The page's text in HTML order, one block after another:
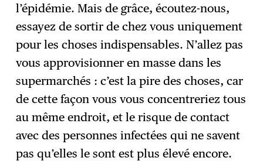
l’épidémie. Mais de grâce, écoutez-nous,
essayez de sortir de chez vous uniquement
pour les choses indispensables. N’allez pas
vous approvisionner en masse dans les
supermarchés : c’est la pire des choses, car
de cette façon vous vous concentreriez tous
au même endroit, et le risque de contact
avec des personnes infectées qui ne savent
pas qu’elles le sont est plus élevé encore.